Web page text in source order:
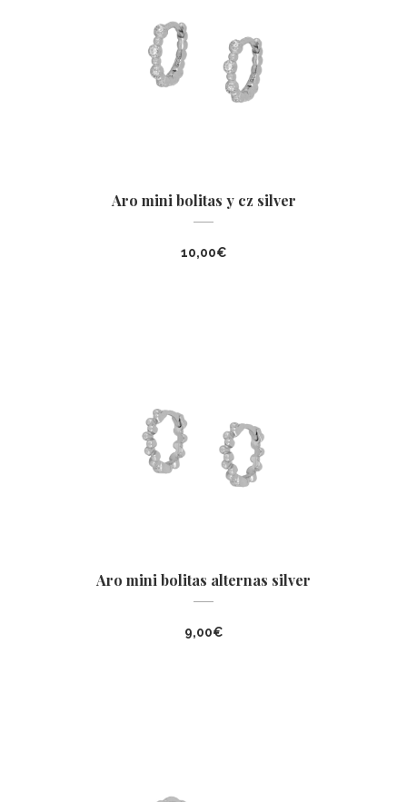
Aro mini bolitas y cz silver
10,00€
Aro mini bolitas alternas silver
9,00€